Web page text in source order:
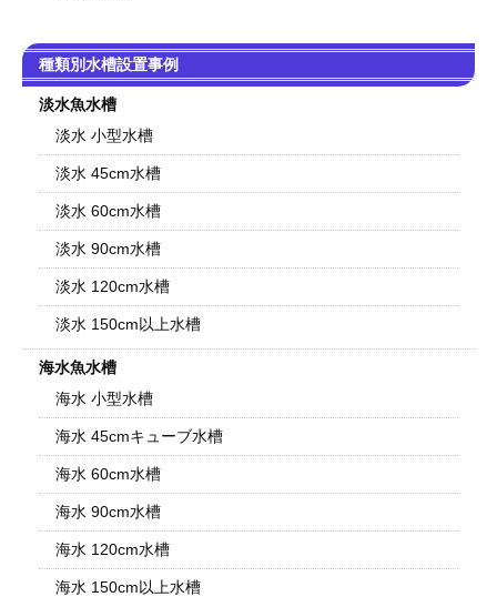
種類別水槽設置事例
淡水魚水槽
淡水 小型水槽
淡水 45cm水槽
淡水 60cm水槽
淡水 90cm水槽
淡水 120cm水槽
淡水 150cm以上水槽
海水魚水槽
海水 小型水槽
海水 45cmキューブ水槽
海水 60cm水槽
海水 90cm水槽
海水 120cm水槽
海水 150cm以上水槽